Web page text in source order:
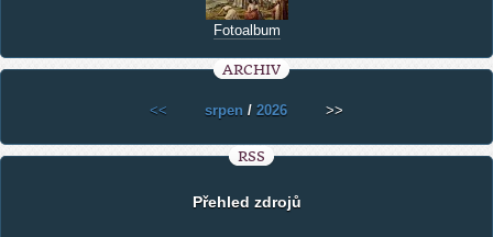
Fotoalbum
ARCHIV
<< srpen / 2026 >>
RSS
Přehled zdrojů